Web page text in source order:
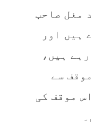
مغل صاحب
ہیں اور
ہیں،
سے
موقف کی